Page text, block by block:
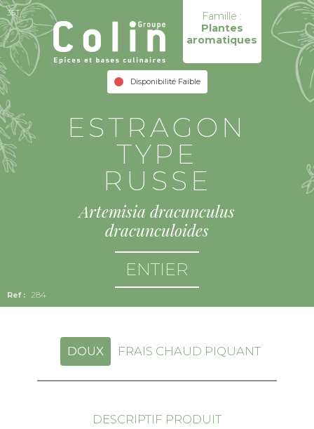
Famille :
Plantes
aromatiques
Disponibilité Faible
35T
284
ESTRAGON
TYPE
RUSSE
Artemisia dracunculus
dracunculoides
ENTIER
DOUX FRAIS CHAUD PIQUANT
DESCRIPTIF PRODUIT